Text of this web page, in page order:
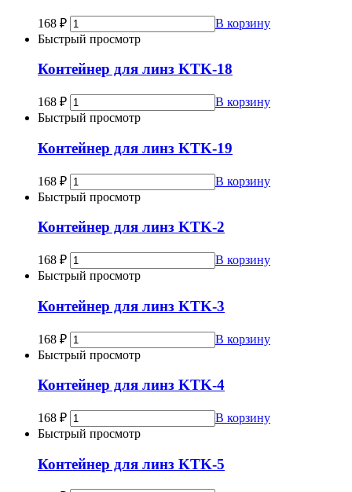
168 ₽
В корзину
Быстрый просмотр
Контейнер для линз KTK-18
168 ₽
В корзину
Быстрый просмотр
Контейнер для линз KTK-19
168 ₽
В корзину
Быстрый просмотр
Контейнер для линз KTK-2
168 ₽
В корзину
Быстрый просмотр
Контейнер для линз KTK-3
168 ₽
В корзину
Быстрый просмотр
Контейнер для линз KTK-4
168 ₽
В корзину
Быстрый просмотр
Контейнер для линз KTK-5